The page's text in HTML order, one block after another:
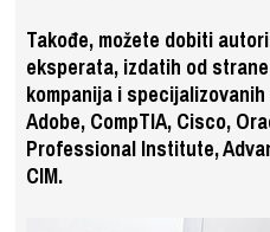
Takođe, možete dobiti
eksperata, izdatih od
kompanija i
Adobe, CompTIA, Cisco,
Professional Institute,
CIM.